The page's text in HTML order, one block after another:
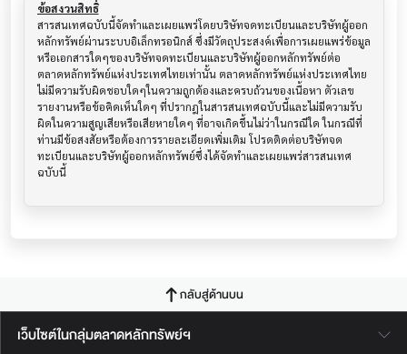
ข้อสงวนสิทธิ์
สารสนเทศฉบับนี้จัดทำและเผยแพร่โดยบริษัทจดทะเบียนและบริษัทผู้ออก
หลักทรัพย์ผ่านระบบอิเล็กทรอนิกส์ ซึ่งมีวัตถุประสงค์เพื่อการเผยแพร่ข้อมูล
หรือเอกสารใดๆของบริษัทจดทะเบียนและบริษัทผู้ออกหลักทรัพย์ต่อ
ตลาดหลักทรัพย์แห่งประเทศไทยเท่านั้น ตลาดหลักทรัพย์แห่งประเทศไทย
ไม่มีความรับผิดชอบใดๆในความถูกต้องและครบถ้วนของเนื้อหา ตัวเลข
รายงานหรือข้อคิดเห็นใดๆ ที่ปรากฎในสารสนเทศฉบับนี้และไม่มีความรับ
ผิดในความสูญเสียหรือเสียหายใดๆ ที่อาจเกิดขึ้นไม่ว่าในกรณีใด ในกรณีที่
ท่านมีข้อสงสัยหรือต้องการรายละเอียดเพิ่มเติม โปรดติดต่อบริษัทจด
ทะเบียนและบริษัทผู้ออกหลักทรัพย์ซึ่งได้จัดทำและเผยแพร่สารสนเทศ
ฉบับนี้
กลับสู่ด้านบน
เว็บไซต์ในกลุ่มตลาดหลักทรัพย์ฯ